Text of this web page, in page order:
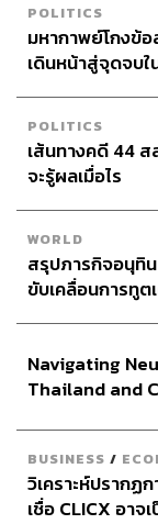
POLITICS
มหากาพย์โกงข้
เดินหน้าสู่จุดจบ
POLITICS
เส้นทางคดี 44
จะรู้ผลเมื่อไร
WORLD
สรุปภารกิจอนุทิ
ขับเคลื่อนการทูต
Navigating
Thailand and
BUSINESS /
วิเคราะห์ปราก
เชื่อ CLICX อาจ